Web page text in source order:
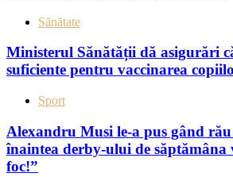
Sănătate
Ministerul Sănătății dă asigurări
suficiente pentru vaccinarea
Sport
Alexandru Musi le-a pus gând
înaintea derby-ului de săptămâna
foc!”